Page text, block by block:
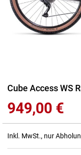
Zum
der
Bildgalerie
springen
Cube Access WS
949,00 €
Inkl. MwSt., nur